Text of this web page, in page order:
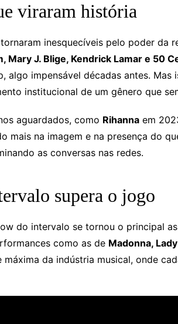
viraram história
inesquecíveis pelo poder da
Mary J. Blige, Kendrick Lamar e 50
algo impensável décadas antes. Mas
institucional de um gênero que
aguardados, como Rihanna em
mais na imagem e na presença do
as conversas nas redes.
supera o jogo
do intervalo se tornou o principal
como as de Madonna,
da indústria musical, onde